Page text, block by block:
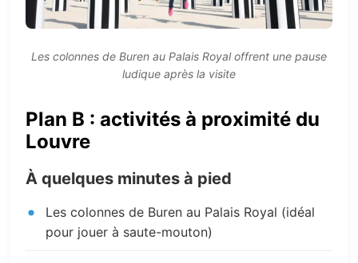
Les colonnes de Buren au Palais Royal offrent une pause
ludique après la visite
Plan B : activités à proximité du
Louvre
À quelques minutes à pied
Les colonnes de Buren au Palais Royal (idéal
pour jouer à saute-mouton)